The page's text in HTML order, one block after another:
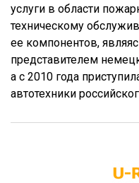
услуги в области
техническому
ее компонентов,
представителем
а с 2010 года
автотехники